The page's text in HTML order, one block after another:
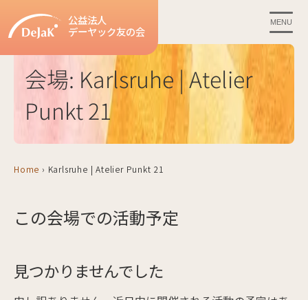
公益法人
デーヤック友の会
MENU
会場: Karlsruhe | Atelier
Punkt 21
Home › Karlsruhe | Atelier Punkt 21
この会場での活動予定
見つかりませんでした